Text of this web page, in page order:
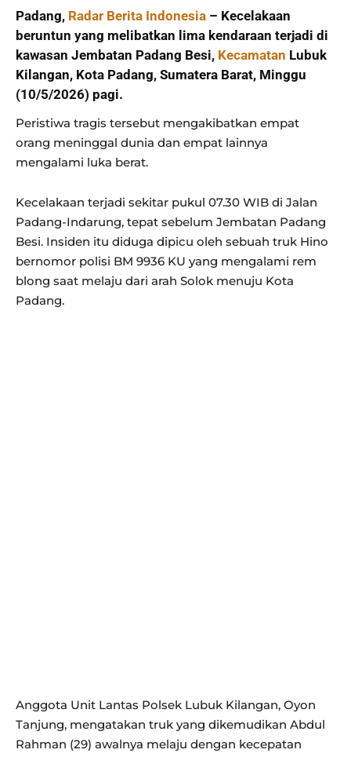
Padang, Radar Berita Indonesia – Kecelakaan
beruntun yang melibatkan lima kendaraan terjadi di
kawasan Jembatan Padang Besi, Kecamatan Lubuk
Kilangan, Kota Padang, Sumatera Barat, Minggu
(10/5/2026) pagi.
Peristiwa tragis tersebut mengakibatkan empat
orang meninggal dunia dan empat lainnya
mengalami luka berat.
Kecelakaan terjadi sekitar pukul 07.30 WIB di Jalan
Padang-Indarung, tepat sebelum Jembatan Padang
Besi. Insiden itu diduga dipicu oleh sebuah truk Hino
bernomor polisi BM 9936 KU yang mengalami rem
blong saat melaju dari arah Solok menuju Kota
Padang.
Anggota Unit Lantas Polsek Lubuk Kilangan, Oyon
Tanjung, mengatakan truk yang dikemudikan Abdul
Rahman (29) awalnya melaju dengan kecepatan